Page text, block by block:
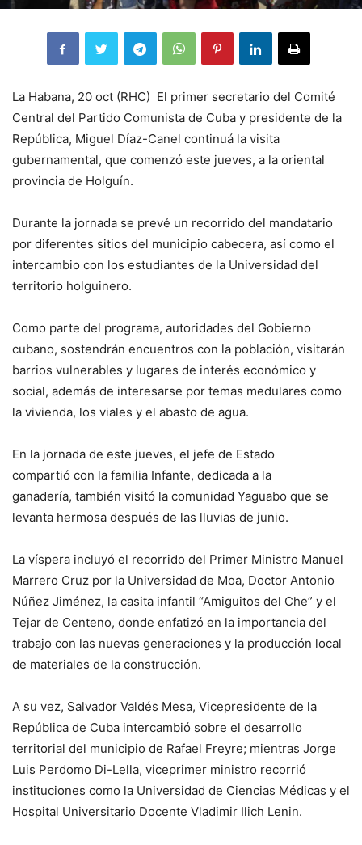
La Habana, 20 oct (RHC) El primer secretario del Comité
Central del Partido Comunista de Cuba y presidente de la
República, Miguel Díaz-Canel continuá la visita
gubernamental, que comenzó este jueves, a la oriental
provincia de Holguín.
Durante la jornada se prevé un recorrido del mandatario
por diferentes sitios del municipio cabecera, así como el
intercambio con los estudiantes de la Universidad del
territorio holguinero.
Como parte del programa, autoridades del Gobierno
cubano, sostendrán encuentros con la población, visitarán
barrios vulnerables y lugares de interés económico y
social, además de interesarse por temas medulares como
la vivienda, los viales y el abasto de agua.
En la jornada de este jueves, el jefe de Estado
compartió con la familia Infante, dedicada a la
ganadería, también visitó la comunidad Yaguabo que se
levanta hermosa después de las lluvias de junio.
La víspera incluyó el recorrido del Primer Ministro Manuel
Marrero Cruz por la Universidad de Moa, Doctor Antonio
Núñez Jiménez, la casita infantil “Amiguitos del Che” y el
Tejar de Centeno, donde enfatizó en la importancia del
trabajo con las nuevas generaciones y la producción local
de materiales de la construcción.
A su vez, Salvador Valdés Mesa, Vicepresidente de la
República de Cuba intercambió sobre el desarrollo
territorial del municipio de Rafael Freyre; mientras Jorge
Luis Perdomo Di-Lella, viceprimer ministro recorrió
instituciones como la Universidad de Ciencias Médicas y el
Hospital Universitario Docente Vladimir Ilich Lenin.